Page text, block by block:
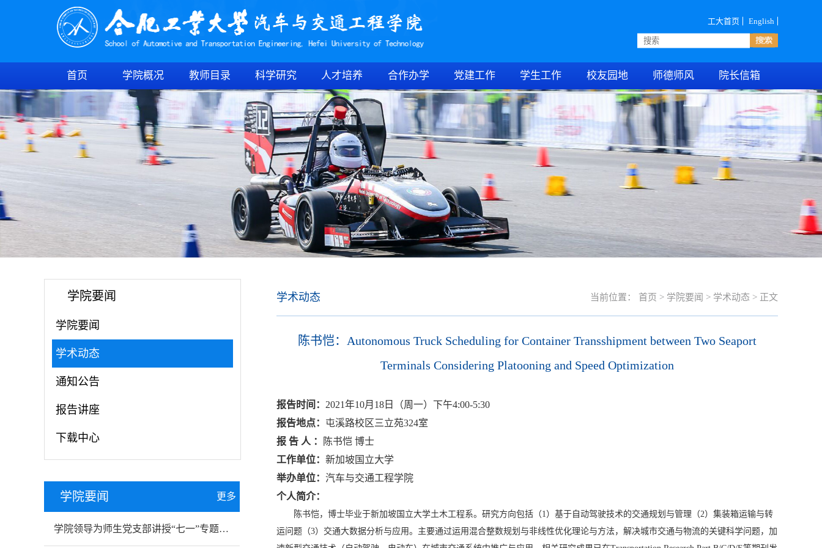
工大首页 English
首页 学院概况 教师目录 科学研究 人才培养 合作办学 党建工作 学生工作 校友园地 师德师风 院长信箱
学院要闻
学院要闻
学术动态
通知公告
报告讲座
下载中心
学院要闻 更多
学院领导为师生党支部讲授“七一”专题党课
学术动态 当前位置： 首页 > 学院要闻 > 学术动态 > 正文
陈书恺：Autonomous Truck Scheduling for Container Transshipment between Two Seaport
Terminals Considering Platooning and Speed Optimization
报告时间 ： 2021年10月 18 日（周一）下午4:00-5:30
报告地点： 屯溪路校区三立苑324室
报告人 ： 陈书恺 博士
工作单位： 新加坡国立大学
举办单位： 汽车与交通工程学院
个人简介：
陈书恺，博士毕业于新加坡国立大学土木工程系。研究方向包括（1 ）基于自动驾驶技术的交通规划与管理（2）集装箱运输与转
运问题（3）交通大数据分析与应用。主要通过运用混合整数规划与非线性优化理论与方法，解决城市交通与物流的关键科学问题，加